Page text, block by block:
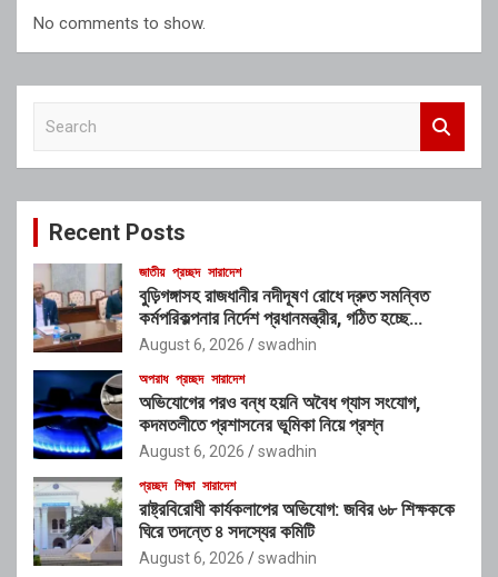
No comments to show.
c
Recent Posts
জাতীয় প্রচ্ছদ সারাদেশ
বুড়িগঙ্গাসহ রাজধানীর নদীদূষণ রোধে দ্রুত সমন্বিত
কর্মপরিকল্পনার নির্দেশ প্রধানমন্ত্রীর, গঠিত হচ্ছে
আন্তঃসংস্থা সমন্বয় কমিটি
August 6, 2026 swadhin
অপরাধ প্রচ্ছদ সারাদেশ
অভিযোগের পরও বন্ধ হয়নি অবৈধ গ্যাস সংযোগ,
কদমতলীতে প্রশাসনের ভূমিকা নিয়ে প্রশ্ন
August 6, 2026 swadhin
প্রচ্ছদ শিক্ষা সারাদেশ
রাষ্ট্রবিরোধী কার্যকলাপের অভিযোগ: জবির ৬৮ শিক্ষককে
ঘিরে তদন্তে ৪ সদস্যের কমিটি
August 6, 2026 swadhin